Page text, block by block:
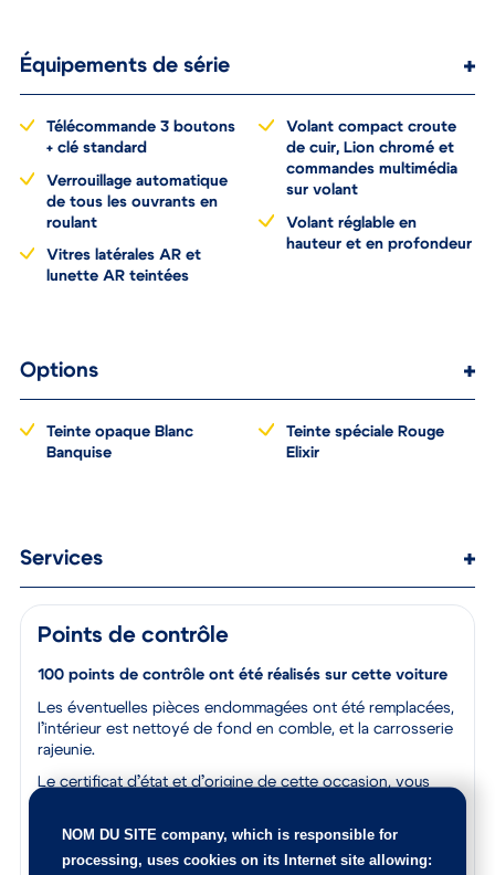
Équipements de série
Télécommande 3 boutons
+ clé standard
Verrouillage automatique
de tous les ouvrants en
roulant
Vitres latérales AR et
lunette AR teintées
Volant compact croute
de cuir, Lion chromé et
commandes multimédia
sur volant
Volant réglable en
hauteur et en profondeur
Options
Teinte opaque Blanc
Banquise
Teinte spéciale Rouge
Elixir
Services
Points de contrôle
100 points de contrôle ont été réalisés sur cette voiture
Les éventuelles pièces endommagées ont été remplacées,
l’intérieur est nettoyé de fond en comble, et la carrosserie
rajeunie.
Le certificat d’état et d’origine de cette occasion, vous
N’hésitez pas à nous contacter afin de connaitre l’origine
de ce véhicule, les points de contrôle réalisés ainsi que les
NOM DU SITE company, which is responsible for
processing, uses cookies on its Internet site allowing: